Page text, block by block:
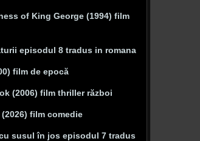
of King George (1994) film
episodul 8 tradus in romana
film de epocă
(2006) film thriller război
film comedie
susul în jos episodul 7 tradus